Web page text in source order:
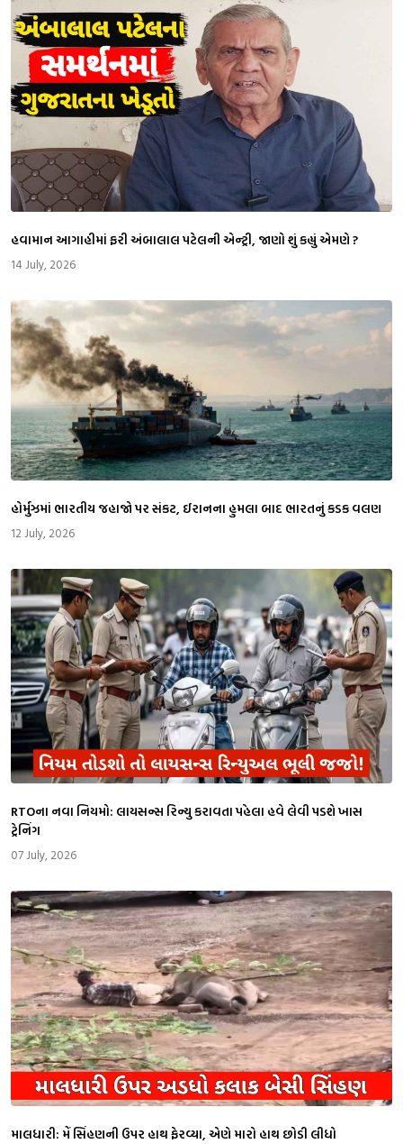
​હવામાન આગાહીમાં ફરી અંબાલાલ પટેલની એન્ટ્રી, જાણો શું કહ્યું એમણે ?
14 July, 2026
​હોર્મુઝમાં ભારતીય જહાજો પર સંકટ, ઈરાનના હુમલા બાદ ભારતનું કડક વલણ
12 July, 2026
RTOના નવા નિયમો: લાયસન્સ રિન્યુ કરાવતા પહેલા હવે લેવી પડશે ખાસ
ટ્રેનિંગ
07 July, 2026
માલધારી: મેં સિંહણની ઉપર હાથ ફેરવ્યા, એણે મારો હાથ છોડી લીધો